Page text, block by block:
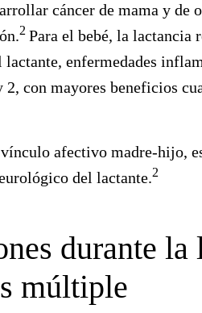
cáncer de mama y de
2 Para el bebé, la lactancia
enfermedades
con mayores beneficios
afectivo madre-hijo,
del lactante.2
durante la
múltiple